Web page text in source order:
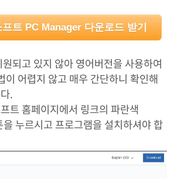
트 PC Manager 다운로드 받기
되고 있지 않아 영어버전을 사용하여
이 어렵지 않고 매우 간단하니 확인해
.
트 홈페이지에서 링크의 파란색
누르시고 프로그램을 설치하셔야 합